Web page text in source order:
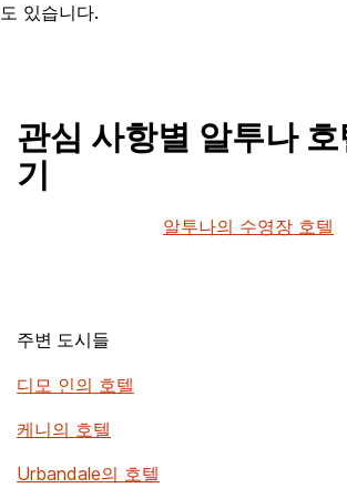
도 있습니다.
관심 사항별 알투나
기
알투나의 수영장 호텔
주변 도시들
디모 인의 호텔
케니의 호텔
Urbandale의 호텔